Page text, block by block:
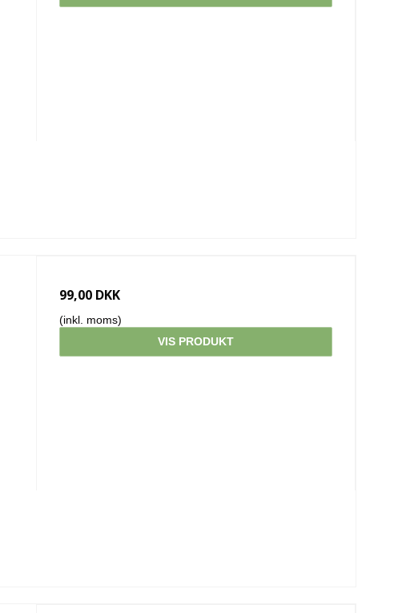
99,00 DKK
(inkl. moms)
VIS PRODUKT